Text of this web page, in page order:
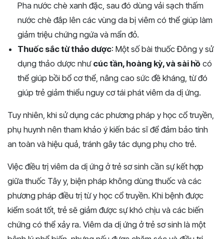
Pha nước chè xanh đặc, sau đó dùng vải sạch thấm
nước chè đắp lên các vùng da bị viêm có thể giúp làm
giảm triệu chứng ngứa và mẩn đỏ.
Thuốc sắc từ thảo dược: Một số bài thuốc Đông y sử
dụng thảo dược như cúc tần, hoàng kỳ, và sài hồ có
thể giúp bồi bổ cơ thể, nâng cao sức đề kháng, từ đó
giúp trẻ giảm thiểu nguy cơ tái phát viêm da dị ứng.
Tuy nhiên, khi sử dụng các phương pháp y học cổ truyền,
phụ huynh nên tham khảo ý kiến bác sĩ để đảm bảo tính
an toàn và hiệu quả, tránh gây tác dụng phụ cho trẻ.
Việc điều trị viêm da dị ứng ở trẻ sơ sinh cần sự kết hợp
giữa thuốc Tây y, biện pháp không dùng thuốc và các
phương pháp điều trị từ y học cổ truyền. Khi bệnh được
kiểm soát tốt, trẻ sẽ giảm được sự khó chịu và các biến
chứng có thể xảy ra. Viêm da dị ứng ở trẻ sơ sinh là một